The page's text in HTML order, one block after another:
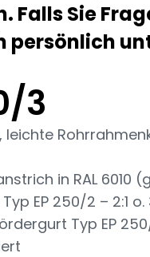
Falls Sie
persönlich
3
leichte
in RAL 6010
EP 250/2 – 2:1 o.
Typ EP